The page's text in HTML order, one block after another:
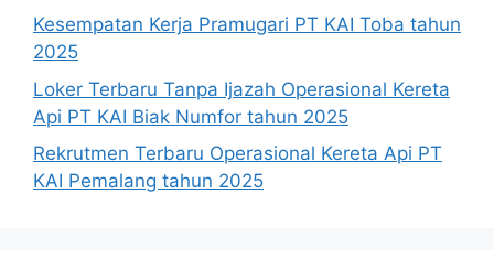
Kesempatan Kerja Pramugari PT KAI Toba tahun
2025
Loker Terbaru Tanpa Ijazah Operasional Kereta
Api PT KAI Biak Numfor tahun 2025
Rekrutmen Terbaru Operasional Kereta Api PT
KAI Pemalang tahun 2025